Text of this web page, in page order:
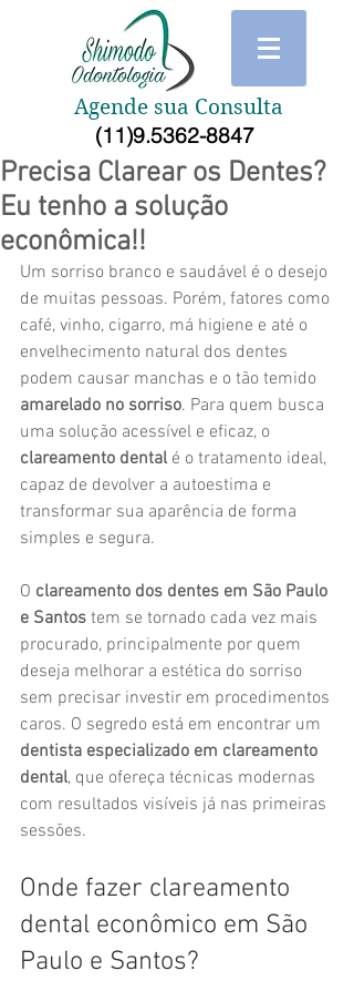
Agende sua Consulta
(11)9.5362-8847
Precisa Clarear os Dentes?
Eu tenho a solução
econômica!!
Um sorriso branco e saudável é o desejo
de muitas pessoas. Porém, fatores como
café, vinho, cigarro, má higiene e até o
envelhecimento natural dos dentes
podem causar manchas e o tão temido
amarelado no sorriso. Para quem busca
uma solução acessível e eficaz, o
clareamento dental é o tratamento ideal,
capaz de devolver a autoestima e
transformar sua aparência de forma
simples e segura.
O clareamento dos dentes em São Paulo
e Santos tem se tornado cada vez mais
procurado, principalmente por quem
deseja melhorar a estética do sorriso
sem precisar investir em procedimentos
caros. O segredo está em encontrar um
dentista especializado em clareamento
dental, que ofereça técnicas modernas
com resultados visíveis já nas primeiras
sessões.
Onde fazer clareamento
dental econômico em São
Paulo e Santos?